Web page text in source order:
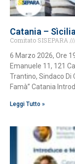
Catania – Sìcilia
Comitato SISEPARA
6 Marzo 2026, Ore
Emanuele 11, 121
Trantino, Sindaco Di
Famà” Catania
Leggi Tutto »